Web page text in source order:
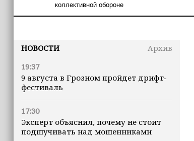
коллективной обороне
НОВОСТИ
Архив
19:37
9 августа в Грозном пройдет дрифт-
фестиваль
17:30
Эксперт объяснил, почему не стоит
подшучивать над мошенниками